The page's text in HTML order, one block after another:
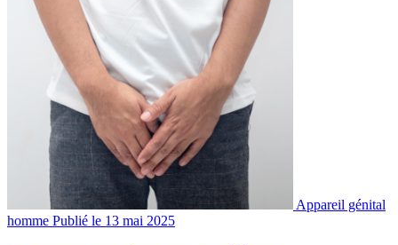
Appareil génital
homme Publié le 13 mai 2025